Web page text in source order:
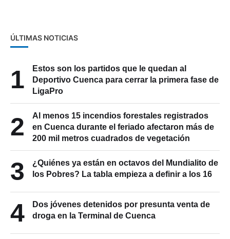
ÚLTIMAS NOTICIAS
1
Estos son los partidos que le quedan al
Deportivo Cuenca para cerrar la primera fase de
LigaPro
2
Al menos 15 incendios forestales registrados
en Cuenca durante el feriado afectaron más de
200 mil metros cuadrados de vegetación
3
¿Quiénes ya están en octavos del Mundialito de
los Pobres? La tabla empieza a definir a los 16
4
Dos jóvenes detenidos por presunta venta de
droga en la Terminal de Cuenca